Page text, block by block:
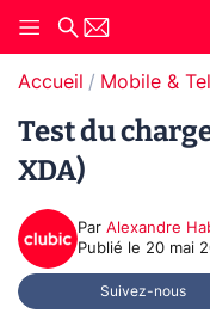
Accueil Mobile &
Test du
XDA)
Par Alexandre
Publié le 20 mai
Suivez-nous